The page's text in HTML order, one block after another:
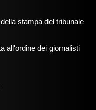
stampa del tribunale
all'ordine dei giornalisti